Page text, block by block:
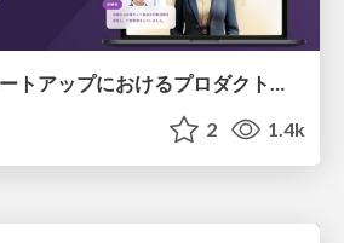
AIネイティブスタートアップにおけるプロダクト開発の新常識 / Product Development Tips in AI-Native Startups
2 1.4k